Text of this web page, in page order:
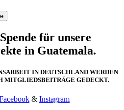
für unsere
in Guatemala.
IN DEUTSCHLAND WERDEN
MITGLIEDSBEITRÄGE GEDECKT.
& Instagram